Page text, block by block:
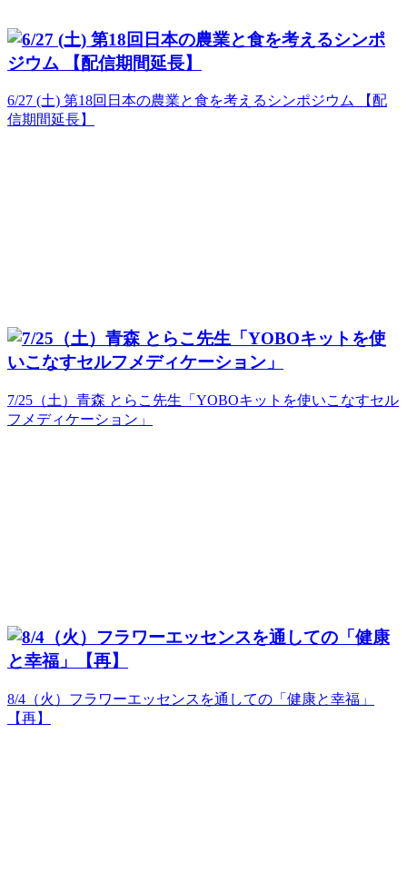
6/27 (土) 第18回日本の農業と食を考えるシンポジウム 【配
信期間延長】
7/25（土）青森 とらこ先生「YOBOキットを使いこなすセル
フメディケーション」
8/4（火）フラワーエッセンスを通しての「健康と幸福」
【再】